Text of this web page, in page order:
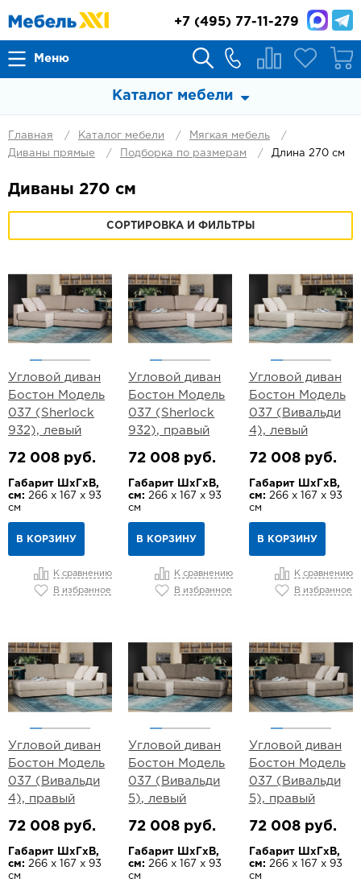
Меню
+7 (495) 77-11-279
Каталог мебели
Главная Каталог мебели
Мягкая мебель
Диваны прямые
Подборка по размерам Длина 270 см
Диваны 270 см
СОРТИРОВКА И ФИЛЬТРЫ
Угловой диван
Бостон Модель
037 (Sherlock
932), левый
72 008 руб.
Габарит ШхГхВ,
см: 266 х 167 х 93
см
В КОРЗИНУ
К сравнению
В избранное
Угловой диван
Бостон Модель
037 (Sherlock
932), правый
72 008 руб.
Габарит ШхГхВ,
см: 266 х 167 х 93
см
В КОРЗИНУ
К сравнению
В избранное
Угловой диван
Бостон Модель
037 (Вивальди
4), левый
72 008 руб.
Габарит ШхГхВ,
см: 266 х 167 х 93
см
В КОРЗИНУ
К сравнению
В избранное
Угловой диван
Бостон Модель
037 (Вивальди
4), правый
72 008 руб.
Габарит ШхГхВ,
см: 266 х 167 х 93
см
Угловой диван
Бостон Модель
037 (Вивальди
5), левый
72 008 руб.
Габарит ШхГхВ,
см: 266 х 167 х 93
см
Угловой диван
Бостон Модель
037 (Вивальди
5), правый
72 008 руб.
Габарит ШхГхВ,
см: 266 х 167 х 93
см